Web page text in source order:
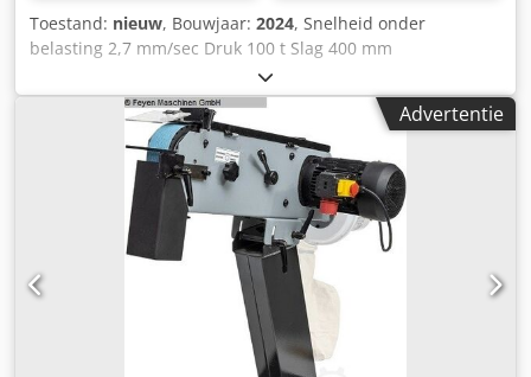
Toestand: nieuw, Bouwjaar: 2024, Snelheid onder
belasting 2,7 mm/sec Druk 100 t Slag 400 mm
Tafeloppervlak 920 x 560 mm Snelheid vanaf 4,25 mm/sec
Snelheid tot 8,22 mm/sec Max. oliedruk in werkcilinder 385
bar Olie-inhoud 26 liter Zuiger diameter 125 mm
Kolomdoorgang 920 mm Spanning 400 V/ 50 Hz Totaal
benodigd vermogen 4 kW Machinegewicht ca. 0,9 ton
Benodigde ruimte ca. 1,7 x 0,9 x 2,1 m Ongebruikte
werkplaatspers (demonstratiemachine) Handmatige en
hydraulische bediening, drukcilinder kan horizontaal
worden bewogen, tafel is in hoogte verstelbaar via
hydraulische cilinder, Djdjvcrm Aspfx Aansck cilinder
diameter 175 mm, zuigerbasis diameter 125 mm,
Advertentie